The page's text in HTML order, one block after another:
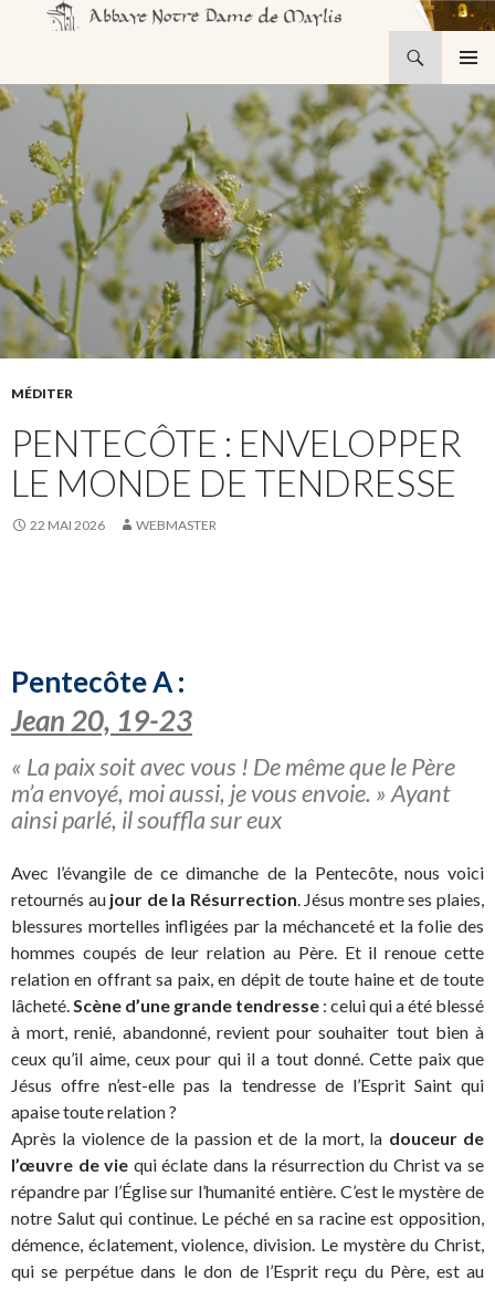
MENU
AU
CONTENU
MÉDITER
PENTECÔTE : ENVELOPPER
LE MONDE DE TENDRESSE
22 MAI 2026 WEBMASTER
Pentecôte A :
Jean 20, 19-23
« La paix soit avec vous ! De même que le Père
m’a envoyé, moi aussi, je vous envoie. » Ayant
ainsi parlé, il souffla sur eux
Avec l’évangile de ce dimanche de la Pentecôte, nous voici
retournés au jour de la Résurrection. Jésus montre ses plaies,
blessures mortelles infligées par la méchanceté et la folie des
hommes coupés de leur relation au Père. Et il renoue cette
relation en offrant sa paix, en dépit de toute haine et de toute
lâcheté.Scène d’une grande tendresse : celui qui a été blessé
à mort, renié, abandonné, revient pour souhaiter tout bien à
ceux qu’il aime, ceux pour qui il a tout donné. Cette paix que
Jésus offre n’est-elle pas la tendresse de l’Esprit Saint qui
apaise toute relation ?
Après la violence de la passion et de la mort, la douceur de
l’œuvre de vie qui éclate dans la résurrection du Christ va se
répandre par l’Église sur l’humanité entière. C’est le mystère de
notre Salut qui continue. Le péché en sa racine est opposition,
démence, éclatement, violence, division. Le mystère du Christ,
qui se perpétue dans le don de l’Esprit reçu du Père, est au